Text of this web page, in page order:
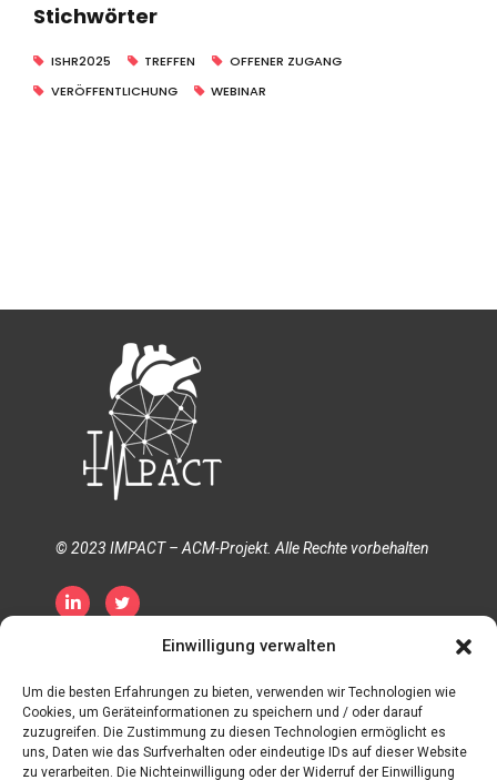
Einwilligung verwalten
Um die besten Erfahrungen zu bieten, verwenden wir Technologien wie
Cookies, um Geräteinformationen zu speichern und / oder darauf
zuzugreifen. Die Zustimmung zu diesen Technologien ermöglicht es
uns, Daten wie das Surfverhalten oder eindeutige IDs auf dieser Website
zu verarbeiten. Die Nichteinwilligung oder der Widerruf der Einwilligung
Stichwörter
ISHR2025 TREFFEN
OFFENER ZUGANG
VERÖFFENTLICHUNG
WEBINAR
© 2023 IMPACT – ACM-Projekt. Alle Rechte vorbehalten
Datenschutzerklärung
Cookie-Richtlinie